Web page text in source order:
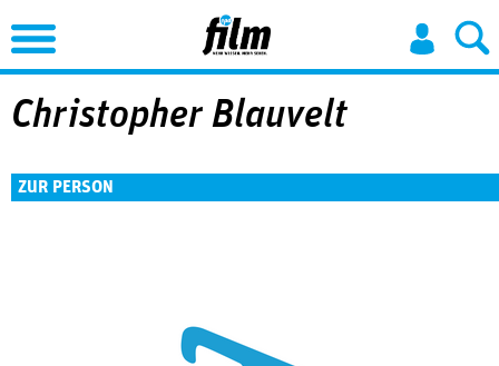
Jump to Navigation
Christopher Blauvelt
ZUR PERSON